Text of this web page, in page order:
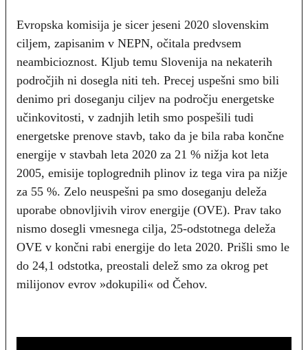
Evropska komisija je sicer jeseni 2020 slovenskim
ciljem, zapisanim v NEPN, očitala predvsem
neambicioznost. Kljub temu Slovenija na nekaterih
področjih ni dosegla niti teh. Precej uspešni smo bili
denimo pri doseganju ciljev na področju energetske
učinkovitosti, v zadnjih letih smo pospešili tudi
energetske prenove stavb, tako da je bila raba končne
energije v stavbah leta 2020 za 21 % nižja kot leta
2005, emisije toplogrednih plinov iz tega vira pa nižje
za 55 %. Zelo neuspešni pa smo doseganju deleža
uporabe obnovljivih virov energije (OVE). Prav tako
nismo dosegli vmesnega cilja, 25-odstotnega deleža
OVE v končni rabi energije do leta 2020. Prišli smo le
do 24,1 odstotka, preostali delež smo za okrog pet
milijonov evrov »dokupili« od Čehov.